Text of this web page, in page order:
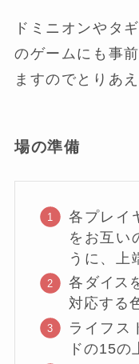
ドミニオンやタ
のゲームにも事
ますのでとりあ
場の準備
各プレイ
をお互い
うに、上
各 ダイス
対応する
ライフス
ドの15の